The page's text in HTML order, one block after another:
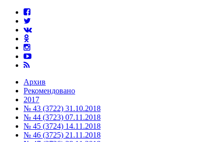
Архив
Рекомендовано
2017
№ 43 (3722) 31.10.2018
№ 44 (3723) 07.11.2018
№ 45 (3724) 14.11.2018
№ 46 (3725) 21.11.2018